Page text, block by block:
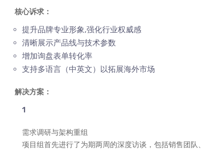
核心诉求：
提升品牌专业形象,强化行业权威感
清晰展示产品线与技术参数
增加询盘表单转化率
支持多语言（中英文）以拓展海外市场
解决方案：
需求调研与架构重组
项目组首先进行了为期两周的深度访谈，包括销售团队、